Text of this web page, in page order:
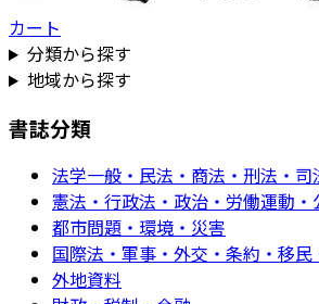
カート
分類から探す
地域から探す
書誌分類
法学一般・民法・商法・刑法・司
憲法・行政法・政治・労働運動・
都市問題・環境・災害
国際法・軍事・外交・条約・移民
外地資料